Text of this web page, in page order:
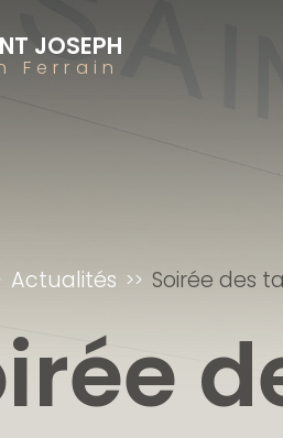
JOSEPH
Ferrain
Actualités Soirée des